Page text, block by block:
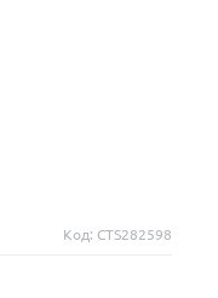
Код: CTS282598